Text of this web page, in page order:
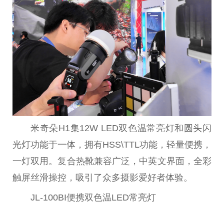
米奇朵H1集12W LED双色温常亮灯和圆头闪
光灯功能于一体，拥有HSS\TTL功能，轻量便携，
一灯双用。复合热靴兼容广泛，中英文界面，全彩
触屏丝滑操控，吸引了众多摄影爱好者体验。
JL-100BI便携双色温LED常亮灯